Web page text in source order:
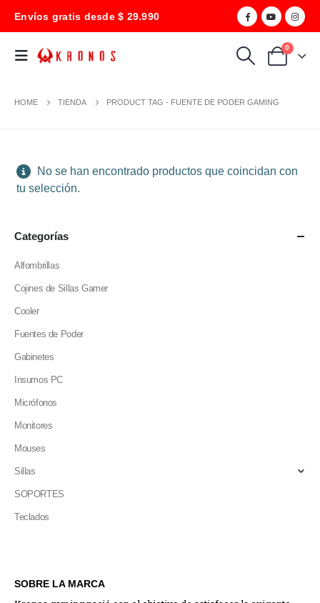
Envíos gratis desde $ 29.990
0
HOME TIENDA PRODUCT TAG - FUENTE DE PODER GAMING
No se han encontrado productos que coincidan con
tu selección.
Categorías
Alfombrillas
Cojines de Sillas Gamer
Cooler
Fuentes de Poder
Gabinetes
Insumos PC
Micrófonos
Monitores
Mouses
Sillas
SOPORTES
Teclados
SOBRE LA MARCA